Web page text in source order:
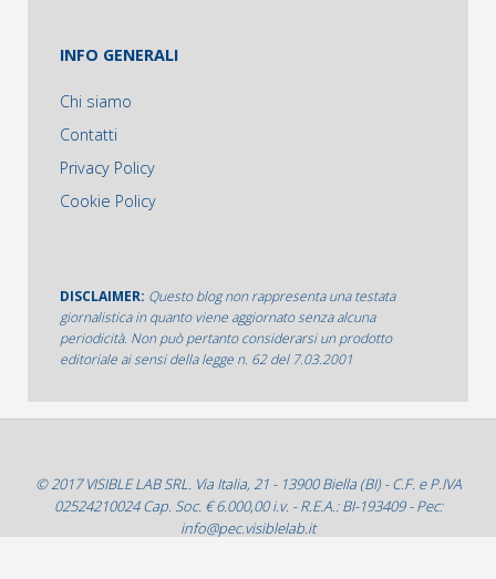
INFO GENERALI
Chi siamo
Contatti
Privacy Policy
Cookie Policy
DISCLAIMER: Questo blog non rappresenta una testata
giornalistica in quanto viene aggiornato senza alcuna
periodicità. Non può pertanto considerarsi un prodotto
editoriale ai sensi della legge n. 62 del 7.03.2001
© 2017 VISIBLE LAB SRL. Via Italia, 21 - 13900 Biella (BI) - C.F. e P.IVA
02524210024 Cap. Soc. € 6.000,00 i.v. - R.E.A.: BI-193409 - Pec:
info@pec.visiblelab.it